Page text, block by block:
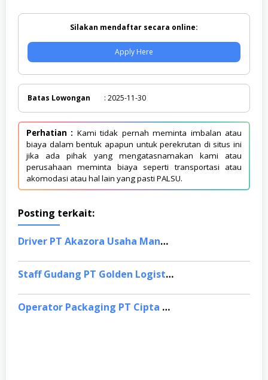
Silakan mendaftar secara online:
Apply Here
Batas Lowongan : 2025-11-30
Perhatian : Kami tidak pernah meminta imbalan atau
biaya dalam bentuk apapun untuk perekrutan di situs ini
jika ada pihak yang mengatasnamakan kami atau
perusahaan meminta biaya seperti transportasi atau
akomodasi atau hal lain yang pasti PALSU.
Posting terkait:
Driver PT Akazora Usaha Mandiri, Jakarta Utara
Staff Gudang PT Golden Logistik Jayaindo, Jakarta Timur
Operator Packaging PT Cipta Krida Bahari (CKB Group), Semarang